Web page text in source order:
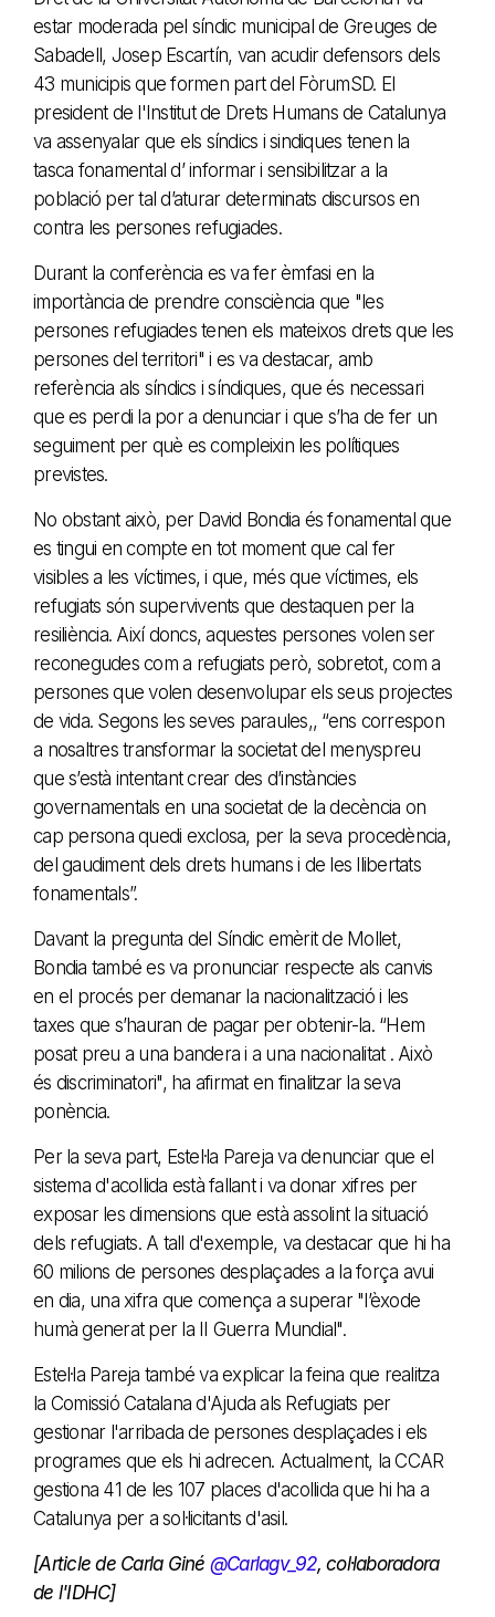
estar moderada pel síndic municipal de Greuges de
Sabadell, Josep Escartín, van acudir defensors dels
43 municipis que formen part del FòrumSD. El
president de l'Institut de Drets Humans de Catalunya
va assenyalar que els síndics i sindiques tenen la
tasca fonamental d’ informar i sensibilitzar a la
població per tal d’aturar determinats discursos en
contra les persones refugiades.
Durant la conferència es va fer èmfasi en la
importància de prendre consciència que "les
persones refugiades tenen els mateixos drets que les
persones del territori" i es va destacar, amb
referència als síndics i síndiques, que és necessari
que es perdi la por a denunciar i que s’ha de fer un
seguiment per què es compleixin les polítiques
previstes.
No obstant això, per David Bondia és fonamental que
es tingui en compte en tot moment que cal fer
visibles a les víctimes, i que, més que víctimes, els
refugiats són supervivents que destaquen per la
resiliència. Així doncs, aquestes persones volen ser
reconegudes com a refugiats però, sobretot, com a
persones que volen desenvolupar els seus projectes
de vida. Segons les seves paraules,, “ens correspon
a nosaltres transformar la societat del menyspreu
que s’està intentant crear des d’instàncies
governamentals en una societat de la decència on
cap persona quedi exclosa, per la seva procedència,
del gaudiment dels drets humans i de les llibertats
fonamentals”.
Davant la pregunta del Síndic emèrit de Mollet,
Bondia també es va pronunciar respecte als canvis
en el procés per demanar la nacionalització i les
taxes que s’hauran de pagar per obtenir-la. “Hem
posat preu a una bandera i a una nacionalitat . Això
és discriminatori", ha afirmat en finalitzar la seva
ponència.
Per la seva part, Estel·la Pareja va denunciar que el
sistema d'acollida està fallant i va donar xifres per
exposar les dimensions que està assolint la situació
dels refugiats. A tall d'exemple, va destacar que hi ha
60 milions de persones desplaçades a la força avui
en dia, una xifra que comença a superar "l’èxode
humà generat per la II Guerra Mundial".
Estel·la Pareja també va explicar la feina que realitza
la Comissió Catalana d'Ajuda als Refugiats per
gestionar l'arribada de persones desplaçades i els
programes que els hi adrecen. Actualment, la CCAR
gestiona 41 de les 107 places d'acollida que hi ha a
Catalunya per a sol·licitants d'asil.
[Article de Carla Giné @Carlagv_92, col·laboradora
de l'IDHC]